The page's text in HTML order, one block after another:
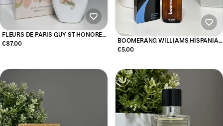
FLEURS DE PARIS GUY ST HONORE
EAU DE TOILETTE 100ML
€87.00
BOOMERANG WILLIAMS HISPANIA
EAU DE TOILETTE 25ML
€5.00